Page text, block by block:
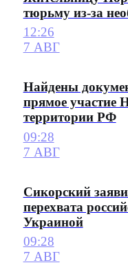
тюрьму из-за
12:26
7 АВГ
Найдены
прямое участие
территории РФ
09:28
7 АВГ
Сикорский
перехвата
Украиной
09:28
7 АВГ